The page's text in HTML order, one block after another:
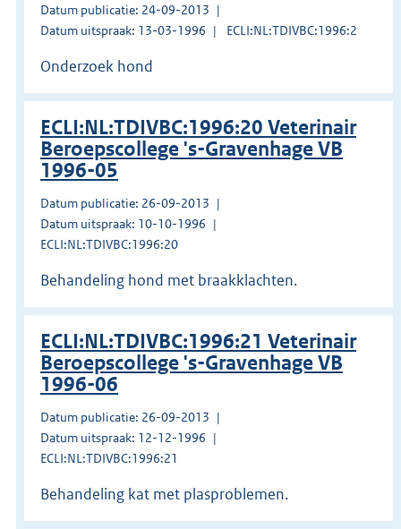
Datum publicatie: 24-09-2013
Datum uitspraak: 13-03-1996
ECLI:NL:TDIVBC:1996:2
Onderzoek hond
ECLI:NL:TDIVBC:1996:20 Veterinair
Beroepscollege 's-Gravenhage VB
1996-05
Datum publicatie: 26-09-2013
Datum uitspraak: 10-10-1996
ECLI:NL:TDIVBC:1996:20
Behandeling hond met braakklachten.
ECLI:NL:TDIVBC:1996:21 Veterinair
Beroepscollege 's-Gravenhage VB
1996-06
Datum publicatie: 26-09-2013
Datum uitspraak: 12-12-1996
ECLI:NL:TDIVBC:1996:21
Behandeling kat met plasproblemen.